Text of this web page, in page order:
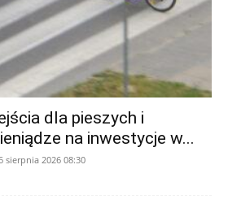
dla pieszych i
na inwestycje w...
sierpnia 2026 08:30